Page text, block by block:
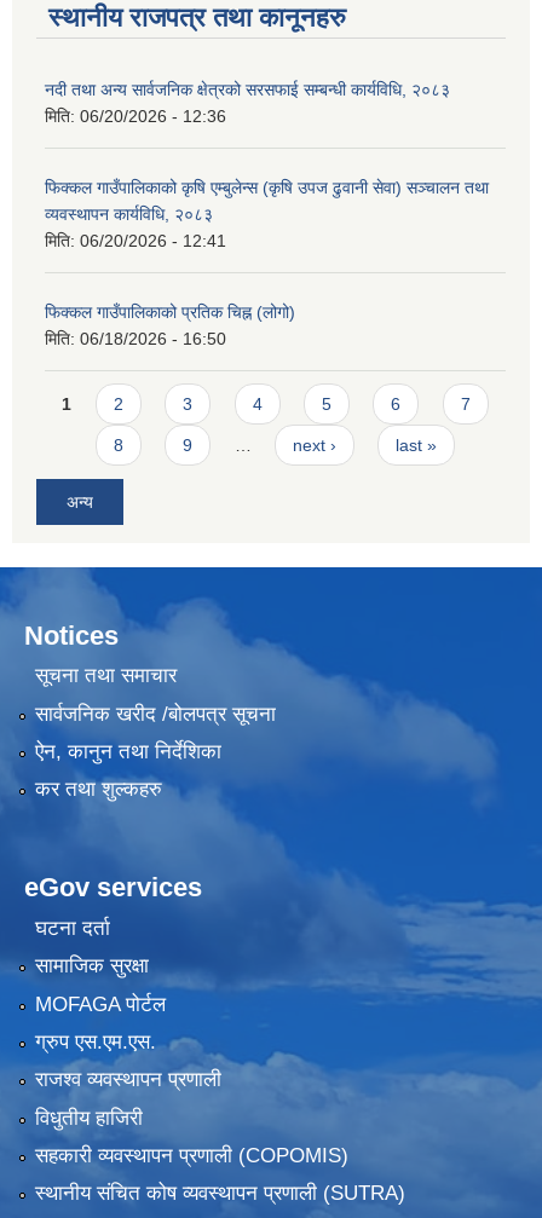
स्थानीय राजपत्र तथा कानूनहरु
नदी तथा अन्य सार्वजनिक क्षेत्रको सरसफाई सम्बन्धी कार्यविधि, २०८३
मिति: 06/20/2026 - 12:36
फिक्कल गाउँपालिकाको कृषि एम्बुलेन्स (कृषि उपज ढुवानी सेवा) सञ्चालन तथा
व्यवस्थापन कार्यविधि, २०८३
मिति: 06/20/2026 - 12:41
फिक्कल गाउँपालिकाको प्रतिक चिह्न (लोगो)
मिति: 06/18/2026 - 16:50
Pages
1 2 3 4 5 6 7
8 9 … next › last »
अन्य
Notices
सूचना तथा समाचार
सार्वजनिक खरीद /बोलपत्र सूचना
ऐन, कानुन तथा निर्देशिका
कर तथा शुल्कहरु
eGov services
घटना दर्ता
सामाजिक सुरक्षा
MOFAGA पोर्टल
ग्रुप एस.एम.एस.
राजश्व व्यवस्थापन प्रणाली
विधुतीय हाजिरी
सहकारी व्यवस्थापन प्रणाली (COPOMIS)
स्थानीय संचित कोष व्यवस्थापन प्रणाली (SUTRA)